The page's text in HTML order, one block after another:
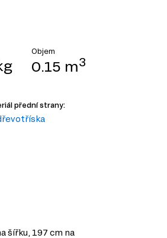
Objem
0.15 m3
přední strany:
šířku, 197 cm na